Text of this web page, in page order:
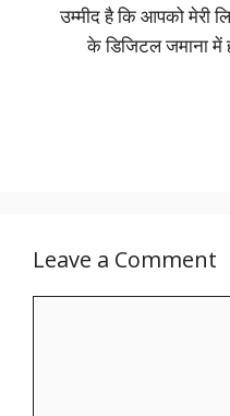
उम्मीद है कि आपको मेरी
के डिजिटल जमाना में
Leave a Comment